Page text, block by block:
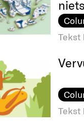
Tekst
Tekst